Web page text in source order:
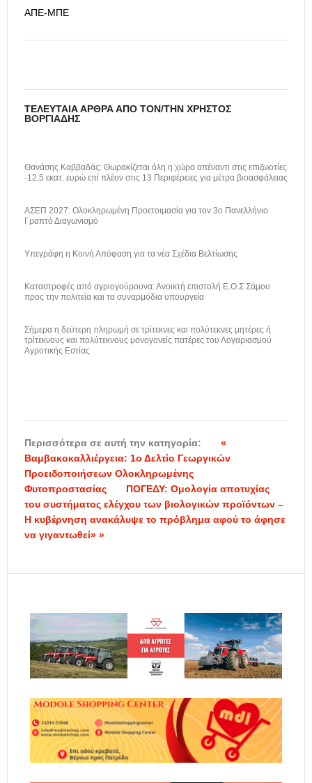
ΑΠΕ-ΜΠΕ
ΤΕΛΕΥΤΑΊΑ ΆΡΘΡΑ ΑΠΌ ΤΟΝ/ΤΗΝ ΧΡΉΣΤΟΣ
ΒΟΡΓΙΆΔΗΣ
Θανάσης Καββαδάς: Θωρακίζεται όλη η χώρα απέναντι στις επιζωοτίες
-12,5 εκατ. ευρώ επί πλέον στις 13 Περιφέρειες για μέτρα βιοασφάλειας
ΑΣΕΠ 2027: Ολοκληρωμένη Προετοιμασία για τον 3ο Πανελλήνιο
Γραπτό Διαγωνισμό
Υπεγράφη η Κοινή Απόφαση για τα νέα Σχέδια Βελτίωσης
Καταστροφές από αγριογούρουνα: Ανοικτή επιστολή Ε.Ο.Σ Σάμου
προς την πολιτεία και τα συναρμόδια υπουργεία
Σήμερα η δεύτερη πληρωμή σε τρίτεκνες και πολύτεκνες μητέρες ή
τρίτεκνους και πολύτεκνους μονογονείς πατέρες του Λογαριασμού
Αγροτικής Εστίας
Περισσότερα σε αυτή την κατηγορία:
«
Βαμβακοκαλλιέργεια: 1ο Δελτίο Γεωργικών
Προειδοποιήσεων Ολοκληρωμένης
Φυτοπροστασίας
ΠΟΓΕΔΥ: Ομολογία αποτυχίας
του συστήματος ελέγχου των βιολογικών προϊόντων –
Η κυβέρνηση ανακάλυψε το πρόβλημα αφού το άφησε
να γιγαντωθεί» »